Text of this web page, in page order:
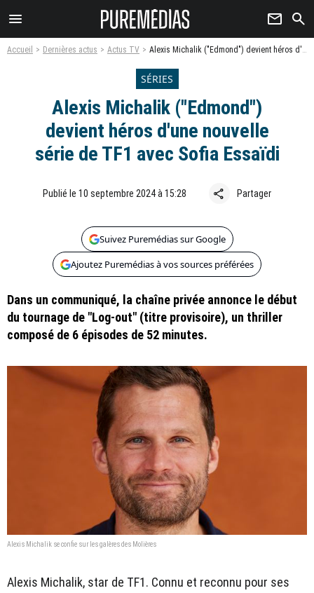
menu newsletter search
Accueil Dernières actus Actus TV Alexis Michalik ("Edmond") devient héros d'une nouvelle série de TF1 avec Sofia Essaïdi
SÉRIES
Alexis Michalik ("Edmond")
devient héros d'une nouvelle
série de TF1 avec Sofia Essaïdi
Publié le 10 septembre 2024 à 15:28 share Partager
Suivez Puremédias sur Google
Ajoutez Puremédias à vos sources préférées
Dans un communiqué, la chaîne privée annonce le début
du tournage de "Log-out" (titre provisoire), un thriller
composé de 6 épisodes de 52 minutes.
Alexis Michalik se confie sur les galères des Molières
Alexis Michalik, star de TF1. Connu et reconnu pour ses